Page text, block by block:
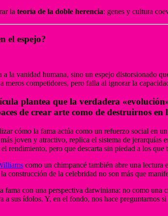
la teoría de la doble herencia: genes y cultura
el espejo?
a la vanidad humana, sino un espejo distorsionado
meros competidores, pero falla al ignorar la
plantea que la verdadera
de crear arte como de destruirnos en
cómo la fama actúa como un refuerzo social en
joven y atractivo, replica el sistema de
rendimiento, pero que descarta sin piedad a los que
como un chimpancé también abre una lectura
construcción de la celebridad no son más que
fama con una perspectiva darwiniana: no como
a sus ídolos. Y, en el fondo, nos hace